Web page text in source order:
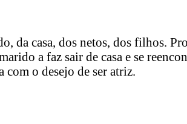
da casa, dos netos, dos filhos.
a faz sair de casa e se
com o desejo de ser atriz.